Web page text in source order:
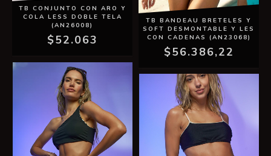
TB CONJUNTO CON ARO Y
COLA LESS DOBLE TELA
(AN26008)
$52.063
TB BANDEAU BRETELES Y
SOFT DESMONTABLE Y LES
CON CADENAS (AN23068)
$56.386,22